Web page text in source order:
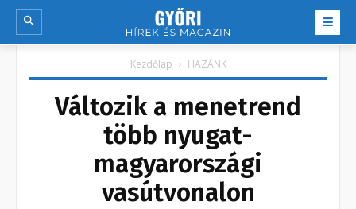
Kezdőlap HAZÁNK
Változik a menetrend
több nyugat-
magyarországi
vasútvonalon